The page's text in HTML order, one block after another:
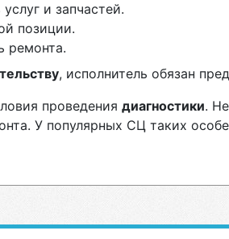
и запчастей.
позиции.
ремонта.
, исполнитель обязан
проведения диагностики.
У популярных СЦ таких